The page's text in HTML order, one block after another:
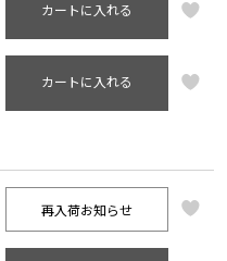
カートに入れる
カートに入れる
再入荷お知らせ